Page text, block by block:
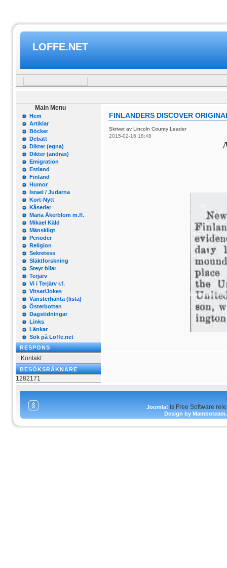
LOFFE.NET
Main Menu
Hem
Artiklar
Böcker
Debatt
Dikter (egna)
Dikter (andras)
Emigration
Estland
Finland
Humor
Israel / Judarna
Kort-Nytt
Kåserier
Maria Åkerblom m.fl.
Mikael Käld
Mänskligt
Perioder
Religion
Sekretess
Släktforskning
Steyr bilar
Terjärv
Vi i Terjärv r.f.
Vitsar/Jokes
Vänsterhänta (lista)
Österbotten
Dagstidningar
Links
Länkar
Sök på Loffe.net
RESPONS
Kontakt
BESÖKSRÄKNARE
1282171
FINLANDERS DISCOVER
Skrivet av Lincoln County Leader
2015-02-16 18:48
Joomla! is Free Software
Design by